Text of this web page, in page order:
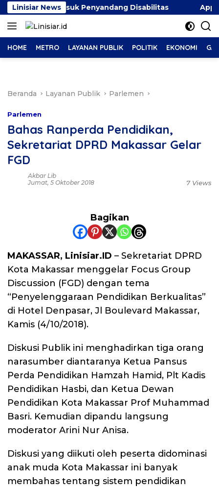
Langsung
ke
konten
Linisiar News
Termasuk Penyandang Disabilitas Appi-
HOME METRO LAYANAN PUBLIK POLITIK EKONOMI
Beranda Layanan Publik Parlemen
Parlemen
Bahas Ranperda Pendidikan,
Sekretariat DPRD Makassar Gelar
FGD
Akbar Lib
Jumat, 5 Oktober 2018
7 Views
Bagikan
MAKASSAR, Linisiar.ID – Sekretariat DPRD
Kota Makassar menggelar Focus Group
Discussion (FGD) dengan tema
“Penyelenggaraan Pendidikan Berkualitas”
di Hotel Denpasar, Jl Boulevard Makassar,
Kamis (4/10/2018).
Diskusi Publik ini menghadirkan tiga orang
narasumber diantaranya Ketua Pansus
Perda Pendidikan Hamzah Hamid, Plt Kadis
Pendidikan Hasbi, dan Ketua Dewan
Pendidikan Kota Makassar Prof Muhammad
Basri. Kemudian dipandu langsung
moderator Arini Nur Anisa.
Diskusi yang diikuti oleh peserta didominasi
anak muda Kota Makassar ini banyak
membahas tentang sistem pendidikan